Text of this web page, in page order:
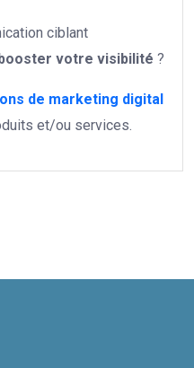
ciblant
booster votre visibilité ?
de marketing digital
et/ou services.